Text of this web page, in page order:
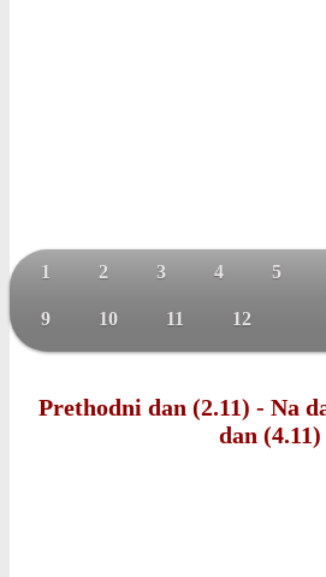
1 2 3 4 5
9 10 11 12
Prethodni dan (2.11) - Na
dan (4.11)